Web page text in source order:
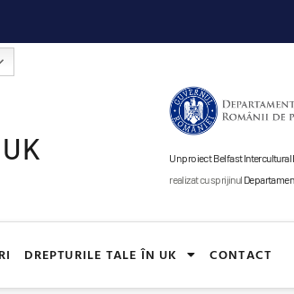
Un proiect Belfast
realizat cu sprijinul
DREPTURILE TALE ÎN UK CONTACT